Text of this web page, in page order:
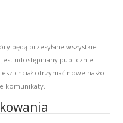
będą przesyłane wszystkie
udostępniany publicznie i
chciał otrzymać nowe hasło
komunikaty.